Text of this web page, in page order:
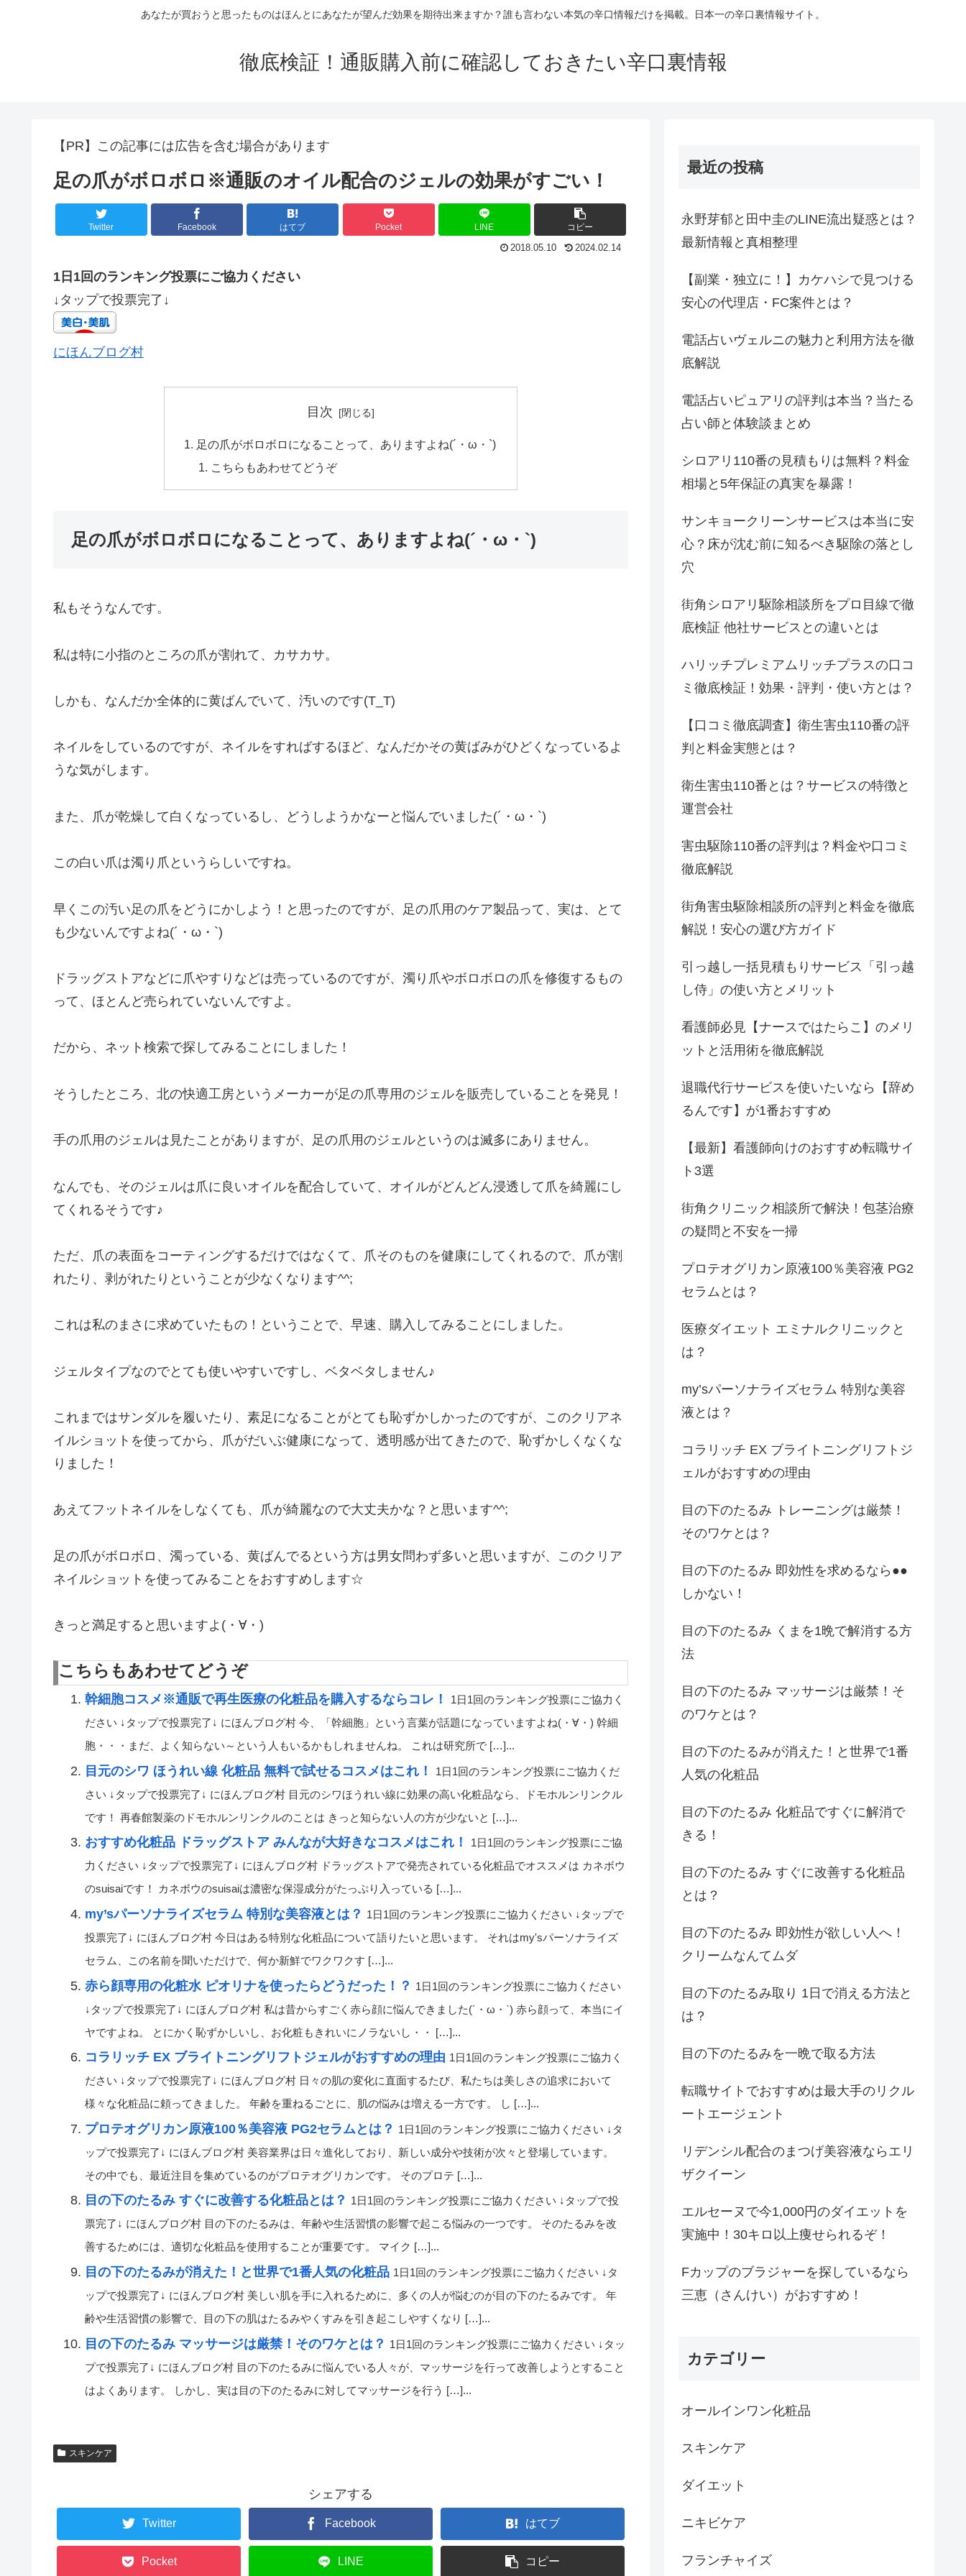
あなたが買おうと思ったものはほんとにあなたが望んだ効果を期待出来ますか？誰も言わない本気の辛口情報だけを掲載。日本一の辛口裏情報サイト。
徹底検証！通販購入前に確認しておきたい辛口裏情報
【PR】この記事には広告を含む場合があります
足の爪がボロボロ※通販のオイル配合のジェルの効果がすごい！
Twitter Facebook はてブ Pocket LINE コピー
2018.05.10 2024.02.14
1日1回のランキング投票にご協力ください
↓タップで投票完了↓
にほんブログ村
目次
足の爪がボロボロになることって、ありますよね(´・ω・`)
こちらもあわせてどうぞ
足の爪がボロボロになることって、ありますよね(´・ω・`)
私もそうなんです。
私は特に小指のところの爪が割れて、カサカサ。
しかも、なんだか全体的に黄ばんでいて、汚いのです(T_T)
ネイルをしているのですが、ネイルをすればするほど、なんだかその黄ばみがひどくなっているよ
うな気がします。
また、爪が乾燥して白くなっているし、どうしようかなーと悩んでいました(´・ω・`)
この白い爪は濁り爪というらしいですね。
早くこの汚い足の爪をどうにかしよう！と思ったのですが、足の爪用のケア製品って、実は、とて
も少ないんですよね(´・ω・`)
ドラッグストアなどに爪やすりなどは売っているのですが、濁り爪やボロボロの爪を修復するもの
って、ほとんど売られていないんですよ。
だから、ネット検索で探してみることにしました！
そうしたところ、北の快適工房というメーカーが足の爪専用のジェルを販売していることを発見！
手の爪用のジェルは見たことがありますが、足の爪用のジェルというのは滅多にありません。
なんでも、そのジェルは爪に良いオイルを配合していて、オイルがどんどん浸透して爪を綺麗にし
てくれるそうです♪
ただ、爪の表面をコーティングするだけではなくて、爪そのものを健康にしてくれるので、爪が割
れたり、剥がれたりということが少なくなります^^;
これは私のまさに求めていたもの！ということで、早速、購入してみることにしました。
ジェルタイプなのでとても使いやすいですし、ベタベタしません♪
これまではサンダルを履いたり、素足になることがとても恥ずかしかったのですが、このクリアネ
イルショットを使ってから、爪がだいぶ健康になって、透明感が出てきたので、恥ずかしくなくな
りました！
あえてフットネイルをしなくても、爪が綺麗なので大丈夫かな？と思います^^;
足の爪がボロボロ、濁っている、黄ばんでるという方は男女問わず多いと思いますが、このクリア
ネイルショットを使ってみることをおすすめします☆
きっと満足すると思いますよ(・∀・)
こちらもあわせてどうぞ
幹細胞コスメ※通販で再生医療の化粧品を購入するならコレ！
1日1回のランキング投票にご協力く
ださい ↓タップで投票完了↓ にほんブログ村 今、「幹細胞」という言葉が話題になっていますよね(・∀・) 幹細
胞・・・まだ、よく知らない～という人もいるかもしれませんね。 これは研究所で […]...
目元のシワ ほうれい線 化粧品 無料で試せるコスメはこれ！
1日1回のランキング投票にご協力くだ
さい ↓タップで投票完了↓ にほんブログ村 目元のシワほうれい線に効果の高い化粧品なら、ドモホルンリンクル
です！ 再春館製薬のドモホルンリンクルのことは きっと知らない人の方が少ないと […]...
おすすめ化粧品 ドラッグストア みんなが大好きなコスメはこれ！
1日1回のランキング投票にご協
力ください ↓タップで投票完了↓ にほんブログ村 ドラッグストアで発売されている化粧品でオススメは カネボウ
のsuisaiです！ カネボウのsuisaiは濃密な保湿成分がたっぷり入っている […]...
my’sパーソナライズセラム 特別な美容液とは？ 1日1回のランキング投票にご協力ください ↓タップで
投票完了↓ にほんブログ村 今日はある特別な化粧品について語りたいと思います。 それはmy'sパーソナライズ
セラム、この名前を聞いただけで、何か新鮮でワクワクす […]...
赤ら顔専用の化粧水 ピオリナを使ったらどうだった！？ 1日1回のランキング投票にご協力ください
↓タップで投票完了↓ にほんブログ村 私は昔からすごく赤ら顔に悩んできました(´・ω・`) 赤ら顔って、本当にイ
ヤですよね。 とにかく恥ずかしいし、お化粧もきれいにノラないし・・ […]...
コラリッチ EX ブライトニングリフトジェルがおすすめの理由 1日1回のランキング投票にご協力く
ださい ↓タップで投票完了↓ にほんブログ村 日々の肌の変化に直面するたび、私たちは美しさの追求において
様々な化粧品に頼ってきました。 年齢を重ねるごとに、肌の悩みは増える一方です。 し […]...
プロテオグリカン原液100％美容液 PG2セラムとは？ 1日1回のランキング投票にご協力ください ↓タ
ップで投票完了↓ にほんブログ村 美容業界は日々進化しており、新しい成分や技術が次々と登場しています。
その中でも、最近注目を集めているのがプロテオグリカンです。 そのプロテ […]...
目の下のたるみ すぐに改善する化粧品とは？ 1日1回のランキング投票にご協力ください ↓タップで投
票完了↓ にほんブログ村 目の下のたるみは、年齢や生活習慣の影響で起こる悩みの一つです。 そのたるみを改
善するためには、適切な化粧品を使用することが重要です。 マイク […]...
目の下のたるみが消えた！と世界で1番人気の化粧品 1日1回のランキング投票にご協力ください ↓タ
ップで投票完了↓ にほんブログ村 美しい肌を手に入れるために、多くの人が悩むのが目の下のたるみです。 年
齢や生活習慣の影響で、目の下の肌はたるみやくすみを引き起こしやすくなり […]...
目の下のたるみ マッサージは厳禁！そのワケとは？ 1日1回のランキング投票にご協力ください ↓タッ
プで投票完了↓ にほんブログ村 目の下のたるみに悩んでいる人々が、マッサージを行って改善しようとすること
はよくあります。 しかし、実は目の下のたるみに対してマッサージを行う […]...
スキンケア
シェアする
Twitter Facebook はてブ
Pocket LINE コピー
最近の投稿
永野芽郁と田中圭のLINE流出疑惑とは？
最新情報と真相整理
【副業・独立に！】カケハシで見つける
安心の代理店・FC案件とは？
電話占いヴェルニの魅力と利用方法を徹
底解説
電話占いピュアリの評判は本当？当たる
占い師と体験談まとめ
シロアリ110番の見積もりは無料？料金
相場と5年保証の真実を暴露！
サンキョークリーンサービスは本当に安
心？床が沈む前に知るべき駆除の落とし
穴
街角シロアリ駆除相談所をプロ目線で徹
底検証 他社サービスとの違いとは
ハリッチプレミアムリッチプラスの口コ
ミ徹底検証！効果・評判・使い方とは？
【口コミ徹底調査】衛生害虫110番の評
判と料金実態とは？
衛生害虫110番とは？サービスの特徴と
運営会社
害虫駆除110番の評判は？料金や口コミ
徹底解説
街角害虫駆除相談所の評判と料金を徹底
解説！安心の選び方ガイド
引っ越し一括見積もりサービス「引っ越
し侍」の使い方とメリット
看護師必見【ナースではたらこ】のメリ
ットと活用術を徹底解説
退職代行サービスを使いたいなら【辞め
るんです】が1番おすすめ
【最新】看護師向けのおすすめ転職サイ
ト3選
街角クリニック相談所で解決！包茎治療
の疑問と不安を一掃
プロテオグリカン原液100％美容液 PG2
セラムとは？
医療ダイエット エミナルクリニックと
は？
my’sパーソナライズセラム 特別な美容
液とは？
コラリッチ EX ブライトニングリフトジ
ェルがおすすめの理由
目の下のたるみ トレーニングは厳禁！
そのワケとは？
目の下のたるみ 即効性を求めるなら●●
しかない！
目の下のたるみ くまを1晩で解消する方
法
目の下のたるみ マッサージは厳禁！そ
のワケとは？
目の下のたるみが消えた！と世界で1番
人気の化粧品
目の下のたるみ 化粧品ですぐに解消で
きる！
目の下のたるみ すぐに改善する化粧品
とは？
目の下のたるみ 即効性が欲しい人へ！
クリームなんてムダ
目の下のたるみ取り 1日で消える方法と
は？
目の下のたるみを一晩で取る方法
転職サイトでおすすめは最大手のリクル
ートエージェント
リデンシル配合のまつげ美容液ならエリ
ザクイーン
エルセーヌで今1,000円のダイエットを
実施中！30キロ以上痩せられるぞ！
Fカップのブラジャーを探しているなら
三恵（さんけい）がおすすめ！
カテゴリー
オールインワン化粧品
スキンケア
ダイエット
ニキビケア
フランチャイズ